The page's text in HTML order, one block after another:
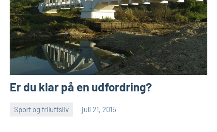
Er du klar på en udfordring?
Sport og friluftsliv juli 21, 2015
Esben